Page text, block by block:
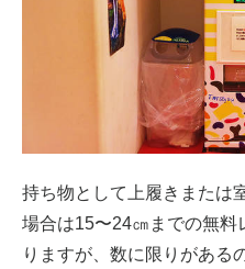
持ち物として上履きまたは
場合は15〜24㎝までの無料
りますが、数に限りがある